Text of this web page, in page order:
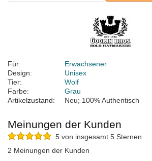
Für:
Erwachsener
Design:
Unisex
Tier:
Wolf
Farbe:
Grau
Artikelzustand:
Neu; 100% Authentisch
Meinungen der Kunden
5 von insgesamt 5 Sternen
2 Meinungen der Kunden